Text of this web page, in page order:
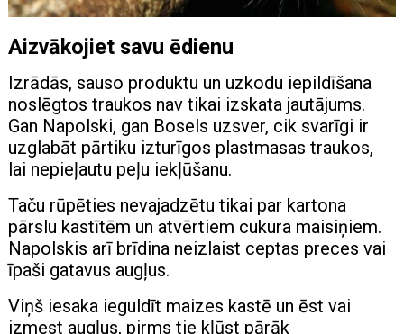
Aizvākojiet savu ēdienu
Izrādās, sauso produktu un uzkodu iepildīšana
noslēgtos traukos nav tikai izskata jautājums.
Gan Napolski, gan Bosels uzsver, cik svarīgi ir
uzglabāt pārtiku izturīgos plastmasas traukos,
lai nepieļautu peļu iekļūšanu.
Taču rūpēties nevajadzētu tikai par kartona
pārslu kastītēm un atvērtiem cukura maisiņiem.
Napolskis arī brīdina neizlaist ceptas preces vai
īpaši gatavus augļus.
Viņš iesaka ieguldīt maizes kastē un ēst vai
izmest augļus, pirms tie kļūst pārāk